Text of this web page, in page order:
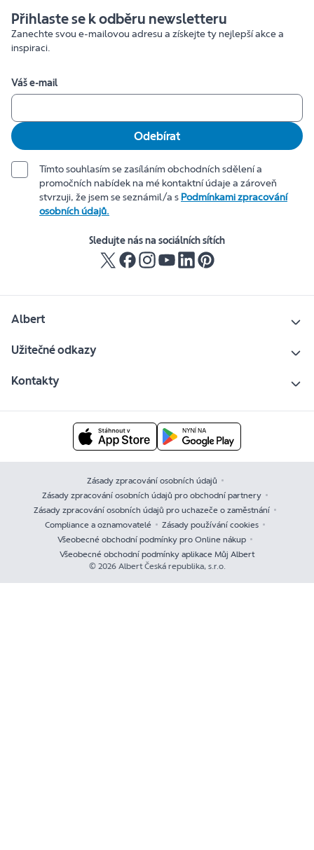
Přihlaste se k odběru newsletteru
Zanechte svou e-mailovou adresu a získejte ty nejlepší akce a
inspiraci.
Váš e-mail
Odebírat
Tímto souhlasím se zasíláním obchodních sdělení a
promočních nabídek na mé kontaktní údaje a zároveň
stvrzuji, že jsem se seznámil/a s Podmínkami zpracování
osobních údajů.
Sledujte nás na sociálních sítích
Albert
Užitečné odkazy
Kontakty
Zásady zpracování osobních údajů
Zásady zpracování osobních údajů pro obchodní partnery
Zásady zpracování osobních údajů pro uchazeče o zaměstnání
Compliance a oznamovatelé
Zásady používání cookies
Všeobecné obchodní podmínky pro Online nákup
Všeobecné obchodní podmínky aplikace Můj Albert
© 2026 Albert Česká republika, s.r.o.